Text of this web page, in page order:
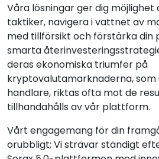
Våra lösningar ger dig
taktiker, navigera i vattnet av
med tillförsikt och förstärka din
smarta
deras ekonomiska triumfer på
kryptovalutamarknaderna,
handlare, riktas ofta mot de
tillhandahålls av vår plattform.
Vårt engagemang för din
orubbligt; Vi strävar ständigt